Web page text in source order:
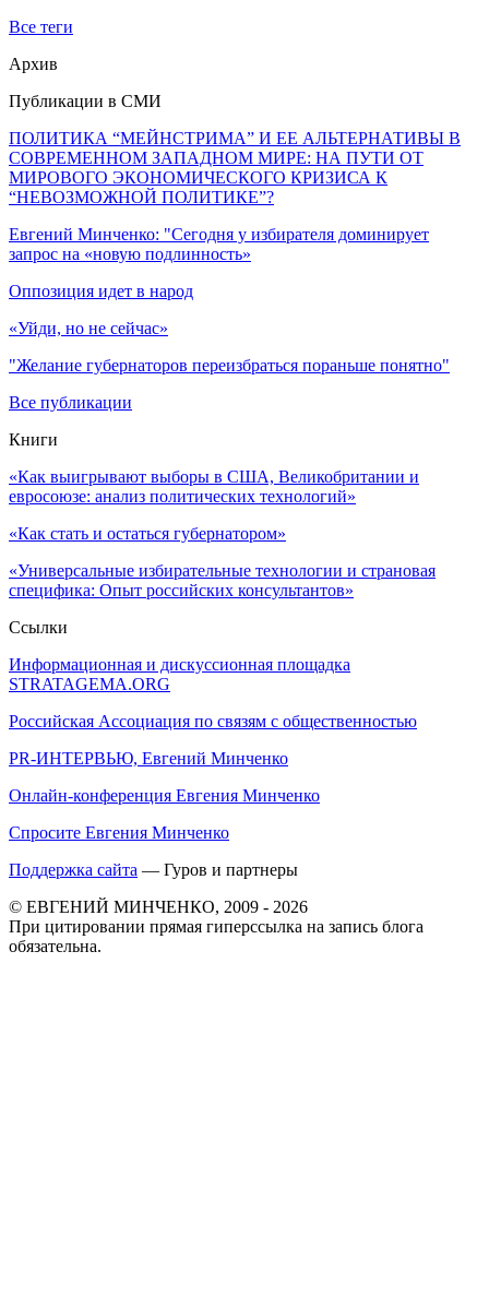
Все теги
Архив
Публикации в СМИ
ПОЛИТИКА “МЕЙНСТРИМА” И ЕЕ АЛЬТЕРНАТИВЫ В
СОВРЕМЕННОМ ЗАПАДНОМ МИРЕ: НА ПУТИ ОТ
МИРОВОГО ЭКОНОМИЧЕСКОГО КРИЗИСА К
“НЕВОЗМОЖНОЙ ПОЛИТИКЕ”?
Евгений Минченко: "Сегодня у избирателя доминирует
запрос на «новую подлинность»
Оппозиция идет в народ
«Уйди, но не сейчас»
"Желание губернаторов переизбраться пораньше понятно"
Все публикации
Книги
«Как выигрывают выборы в США, Великобритании и
евросоюзе: анализ политических технологий»
«Как стать и остаться губернатором»
«Универсальные избирательные технологии и страновая
специфика: Опыт российских консультантов»
Ссылки
Информационная и дискуссионная площадка
STRATAGEMA.ORG
Российская Ассоциация по связям с общественностью
PR-ИНТЕРВЬЮ, Евгений Минченко
Онлайн-конференция Евгения Минченко
Спросите Евгения Минченко
Поддержка сайта — Гуров и партнеры
© ЕВГЕНИЙ МИНЧЕНКО, 2009 - 2026
При цитировании прямая гиперссылка на запись блога
обязательна.